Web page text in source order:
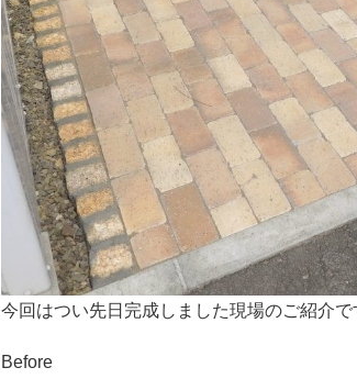
今回はつい先日完成しました現場のご紹介で
Before